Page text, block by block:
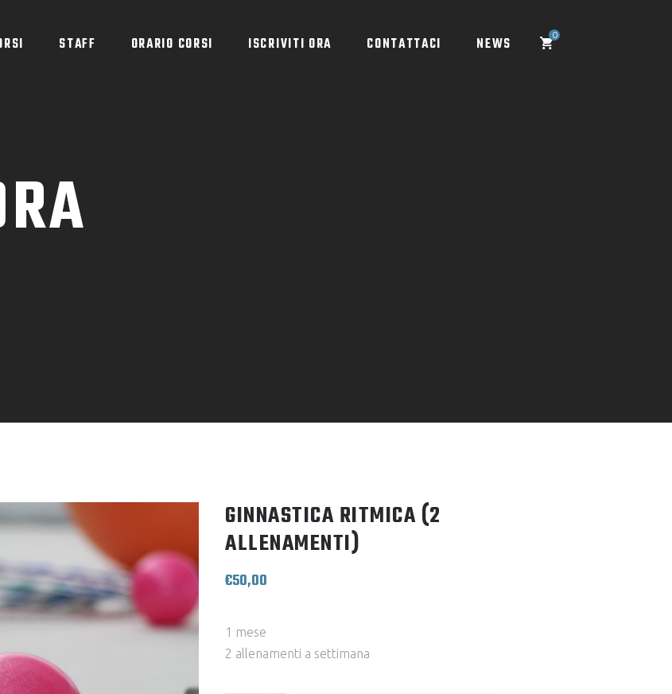
STAFF ORARIO CORSI ISCRIVITI ORA CONTATTACI NEWS 0
GINNASTICA RITMICA (2
ALLENAMENTI)
€50,00
1 mese
2 allenamenti a settimana